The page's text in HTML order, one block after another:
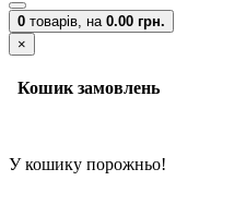
0 товарів, на 0.00 грн.
×
Кошик замовлень
У кошику порожньо!